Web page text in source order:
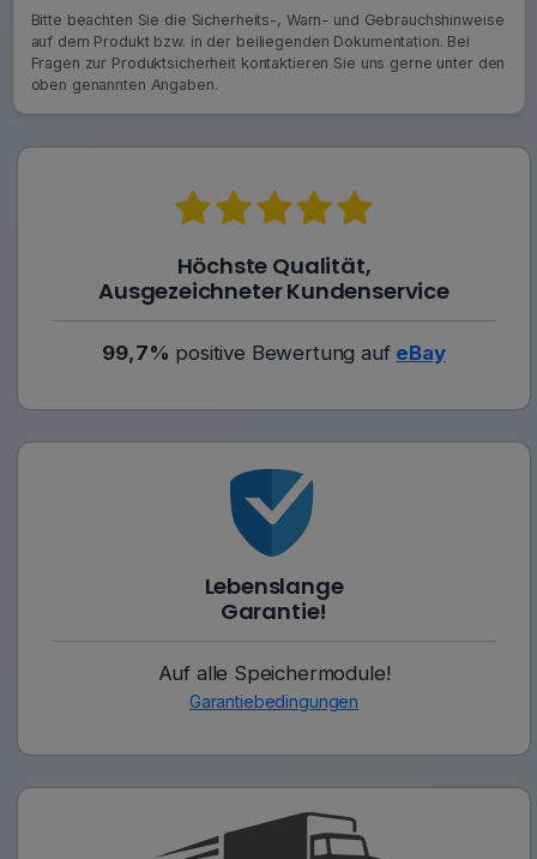
Bitte beachten Sie die Sicherheits-, Warn- und Gebrauchshinweise
auf dem Produkt bzw. in der beiliegenden Dokumentation. Bei
Fragen zur Produktsicherheit kontaktieren Sie uns gerne unter den
oben genannten Angaben.
Höchste Qualität,
Ausgezeichneter Kundenservice
99,7% positive Bewertung auf eBay
Lebenslange
Garantie!
Auf alle Speichermodule!
Garantiebedingungen